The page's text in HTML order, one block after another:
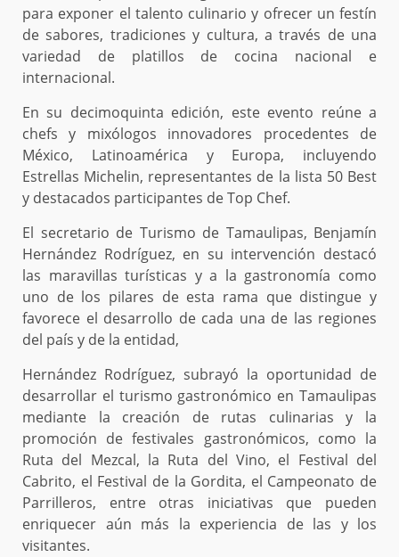
para exponer el talento culinario y ofrecer un festín
de sabores, tradiciones y cultura, a través de una
variedad de platillos de cocina nacional e
internacional.
En su decimoquinta edición, este evento reúne a
chefs y mixólogos innovadores procedentes de
México, Latinoamérica y Europa, incluyendo
Estrellas Michelin, representantes de la lista 50 Best
y destacados participantes de Top Chef.
El secretario de Turismo de Tamaulipas, Benjamín
Hernández Rodríguez, en su intervención destacó
las maravillas turísticas y a la gastronomía como
uno de los pilares de esta rama que distingue y
favorece el desarrollo de cada una de las regiones
del país y de la entidad,
Hernández Rodríguez, subrayó la oportunidad de
desarrollar el turismo gastronómico en Tamaulipas
mediante la creación de rutas culinarias y la
promoción de festivales gastronómicos, como la
Ruta del Mezcal, la Ruta del Vino, el Festival del
Cabrito, el Festival de la Gordita, el Campeonato de
Parrilleros, entre otras iniciativas que pueden
enriquecer aún más la experiencia de las y los
visitantes.